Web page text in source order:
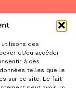
des
et/ou accéder
à ces
telles que le
sur ce site. Le fait